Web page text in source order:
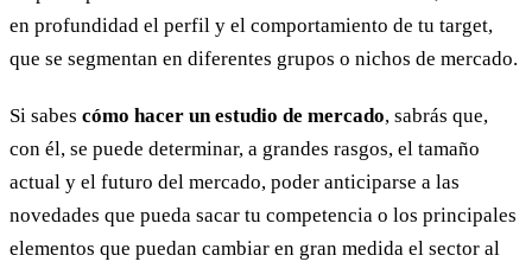
en profundidad el perfil y el comportamiento de tu target,
que se segmentan en diferentes grupos o nichos de mercado.
Si sabes cómo hacer un estudio de mercado, sabrás que,
con él, se puede determinar, a grandes rasgos, el tamaño
actual y el futuro del mercado, poder anticiparse a las
novedades que pueda sacar tu competencia o los principales
elementos que puedan cambiar en gran medida el sector al